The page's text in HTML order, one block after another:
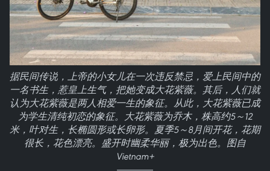
据民间传说，上帝的小女儿在一次违反禁忌，爱上民间中的
一名书生，惹皇上生气，把她变成大花紫薇。其后，人们就
认为大花紫薇是两人相爱一生的象征。从此，大花紫薇已成
为学生清纯初恋的象征。大花紫薇为乔木，株高约5～12
米，叶对生，长椭圆形或长卵形。夏季5～8月间开花，花期
很长，花色漂亮。盛开时幽柔华丽，极为出色。图自
Vietnam+